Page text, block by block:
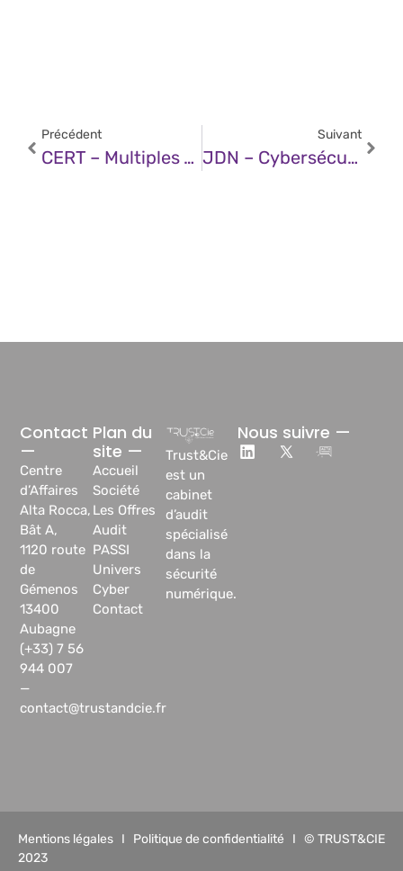
Précédent
CERT – Multiples Vulnérabilités Dans ISC BIND (30 Janvier 2025)
Suivant
JDN – Cybersécurité : À Quoi Les Entreprises Doivent-Elles S’attendre En 2025 ?
Trust&Cie
est un
cabinet
d’audit
spécialisé
dans la
sécurité
numérique.
Plan du
site —
Accueil
Société
Les Offres
Audit
PASSI
Univers
Cyber
Contact
Contact
—
Centre
d’Affaires
Alta Rocca,
Bât A,
1120 route
de
Gémenos
13400
Aubagne
(+33) 7 56
944 007
—
contact@trustandcie.fr
Nous suivre —
Mentions légales I Politique de confidentialité I © TRUST&CIE
2023